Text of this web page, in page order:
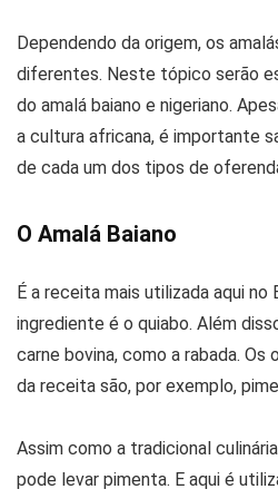
Dependendo da origem, os
diferentes. Neste tópico serão
do amalá baiano e nigeriano.
a cultura africana, é importante
de cada um dos tipos de
O Amalá Baiano
É a receita mais utilizada aqui no
ingrediente é o quiabo. Além
carne bovina, como a rabada.
da receita são, por exemplo,
Assim como a tradicional
pode levar pimenta. E aqui é